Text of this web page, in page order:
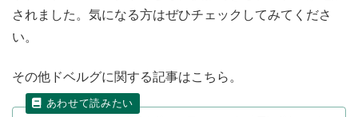
されました。気になる方はぜひチェックしてみてくださ
い。
その他ドベルグに関する記事はこちら。